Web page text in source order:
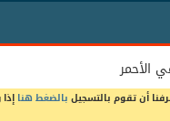
الأحمر
أن تقوم بالتسجيل بالضغط هنا